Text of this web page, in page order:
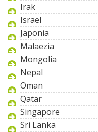
Irak
Israel
Japonia
Malaezia
Mongolia
Nepal
Oman
Qatar
Singapore
Sri Lanka